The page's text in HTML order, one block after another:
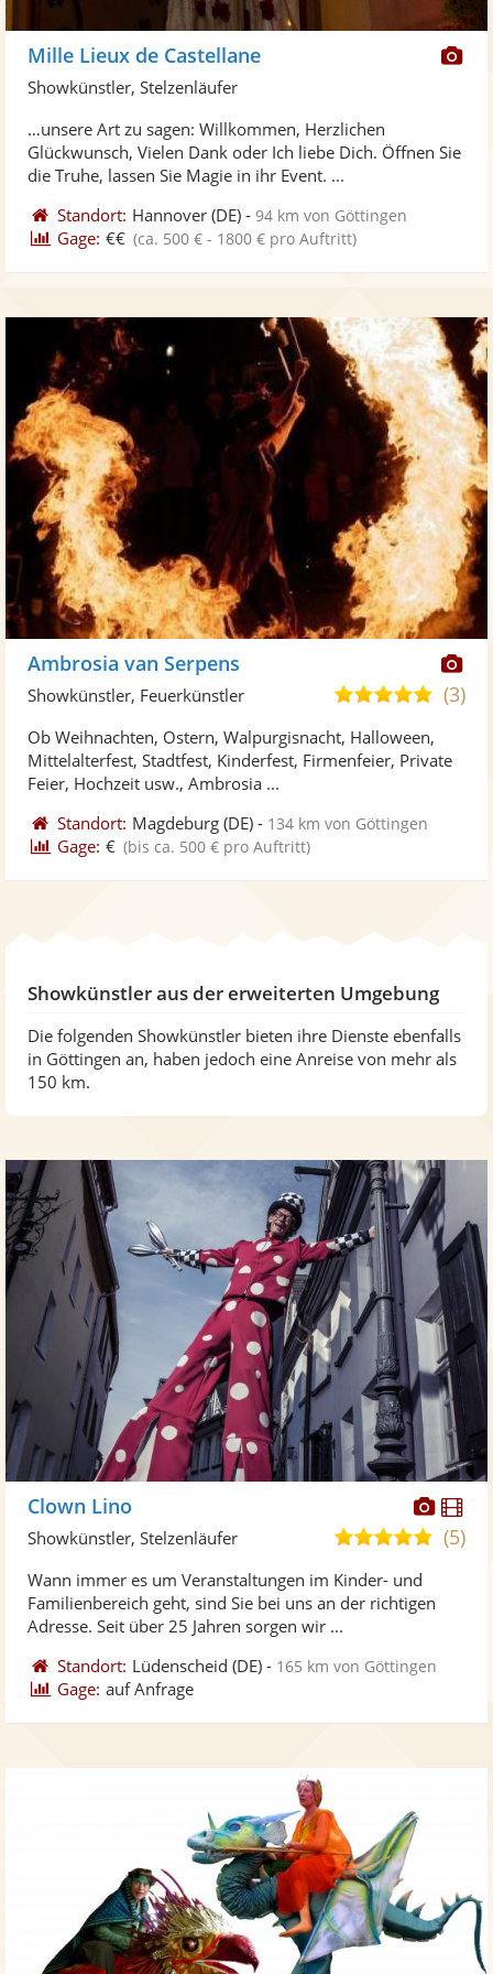
Mille Lieux de Castellane
Showkünstler, Stelzenläufer
…unsere Art zu sagen: Willkommen, Herzlichen
Glückwunsch, Vielen Dank oder Ich liebe Dich. Öffnen Sie
die Truhe, lassen Sie Magie in ihr Event. ...
Standort: Hannover (DE) -94 km von Göttingen
Gage: €€ (ca. 500 € - 1800 € pro Auftritt)
Ambrosia van Serpens
4,8
5
(3)
Showkünstler, Feuerkünstler
Ob Weihnachten, Ostern, Walpurgisnacht, Halloween,
Mittelalterfest, Stadtfest, Kinderfest, Firmenfeier, Private
Feier, Hochzeit usw., Ambrosia ...
Standort: Magdeburg (DE) - 134 km von Göttingen
Gage: € (bis ca. 500 € pro Auftritt)
Showkünstler aus der erweiterten Umgebung
Die folgenden Showkünstler bieten ihre Dienste ebenfalls
in Göttingen an, haben jedoch eine Anreise von mehr als
150 km.
Clown Lino
5,0(5)
Showkünstler, Stelzenläufer
Wann immer es um Veranstaltungen im Kinder- und
Familienbereich geht, sind Sie bei uns an der richtigen
Adresse. Seit über 25 Jahren sorgen wir ...
Standort: Lüdenscheid (DE) - 165 km von Göttingen
Gage: auf Anfrage